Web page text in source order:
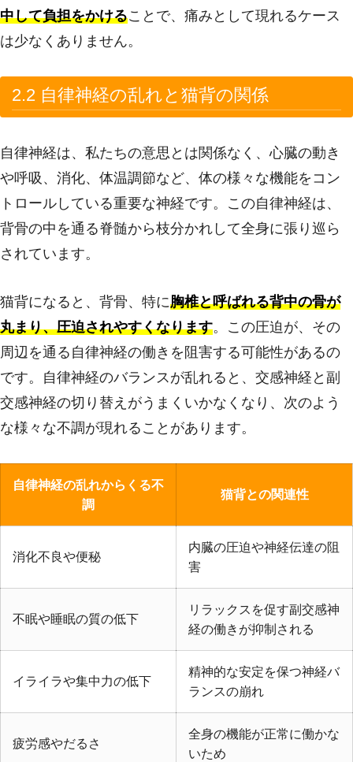
中して負担をかけることで、痛みとして現れるケース
は少なくありません。
2.2 自律神経の乱れと猫背の関係
自律神経は、私たちの意思とは関係なく、心臓の動き
や呼吸、消化、体温調節など、体の様々な機能をコン
トロールしている重要な神経です。この自律神経は、
背骨の中を通る脊髄から枝分かれして全身に張り巡ら
されています。
猫背になると、背骨、特に胸椎と呼ばれる背中の骨が
丸まり、圧迫されやすくなります。この圧迫が、その
周辺を通る自律神経の働きを阻害する可能性があるの
です。自律神経のバランスが乱れると、交感神経と副
交感神経の切り替えがうまくいかなくなり、次のよう
な様々な不調が現れることがあります。
自律神経の乱れからくる不
調
猫背との関連性
消化不良や便秘
内臓の圧迫や神経伝達の阻
害
不眠や睡眠の質の低下
リラックスを促す副交感神
経の働きが抑制される
イライラや集中力の低下
精神的な安定を保つ神経バ
ランスの崩れ
疲労感やだるさ
全身の機能が正常に働かな
いため